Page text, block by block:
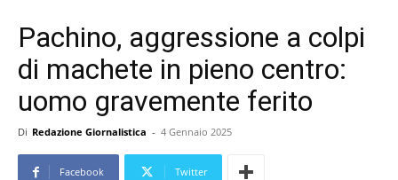
Pachino, aggressione a colpi
di machete in pieno centro:
uomo gravemente ferito
Di Redazione Giornalistica - 4 Gennaio 2025
Facebook Twitter